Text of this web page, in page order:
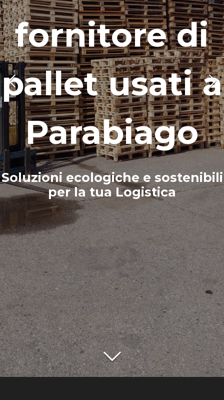
fornitore di
pallet usatia
Parabiago
Soluzioni ecologiche e sostenibili
per la tua Logistica